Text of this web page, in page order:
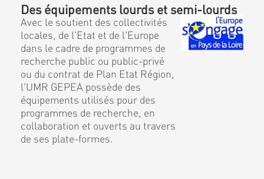
Des équipements lourds et semi-lourds
Avec le soutient des collectivités
locales, de l'Etat et de l'Europe
dans le cadre de programmes de
recherche public ou public-privé
ou du contrat de Plan Etat Région,
l'UMR GEPEA possède des
équipements utilisés pour des
programmes de recherche, en
collaboration et ouverts au travers
de ses plate-formes.